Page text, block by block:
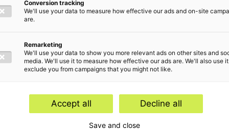
Goods;
bij het voorbereiden van consolidaties van
tot € 1 miljard en die actief zijn in Nederland en maximaal 10
Conversion tracking
We'll use your data to measure how effective our ads and on-site
are.
Remarketing
We'll use your data to show you more relevant ads on other sites and
media. We'll use it to measure how effective our ads are. We'll also use
exclude you from campaigns that you might not like.
Accept all Decline all
Save and close